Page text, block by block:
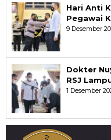
Hari Anti
Pegawai
9 Desember
Dokter
RSJ
1 Desember